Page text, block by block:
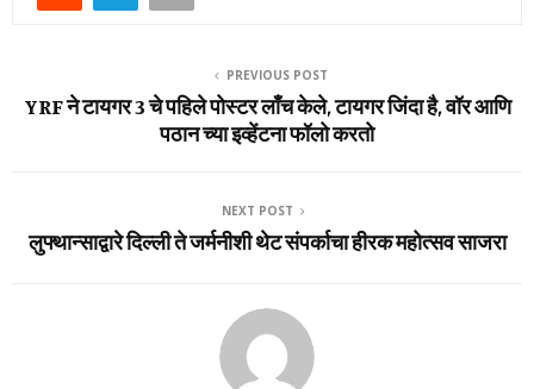
PREVIOUS POST
YRF ने टायगर 3 चे पहिले पोस्टर लाँच केले, टायगर जिंदा है, वॉर आणि
पठान च्या इव्हेंटना फॉलो करतो
NEXT POST
लुफ्थान्साद्वारे दिल्ली ते जर्मनीशी थेट संपर्काचा हीरक महोत्सव साजरा